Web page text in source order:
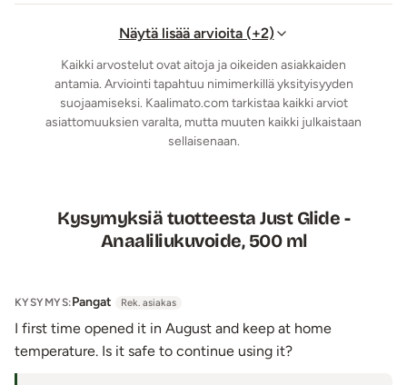
Näytä lisää arvioita (+2)
Kaikki arvostelut ovat aitoja ja oikeiden asiakkaiden
antamia. Arviointi tapahtuu nimimerkillä yksityisyyden
suojaamiseksi. Kaalimato.com tarkistaa kaikki arviot
asiattomuuksien varalta, mutta muuten kaikki julkaistaan
sellaisenaan.
Kysymyksiä tuotteesta Just Glide -
Anaaliliukuvoide, 500 ml
KYSYMYS:Pangat Rek. asiakas
I first time opened it in August and keep at home
temperature. Is it safe to continue using it?